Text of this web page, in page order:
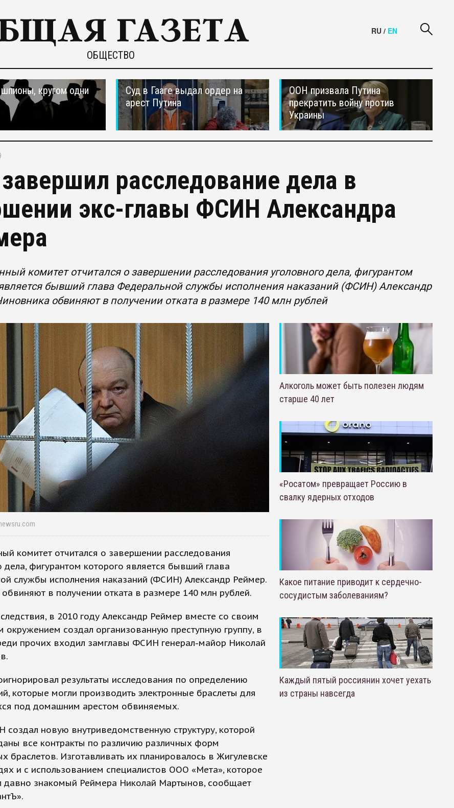
ОБЩЕСТВО
RU / EN
кругом одни
Суд в Гааге выдал ордер на
арест Путина
ООН призвала Путина
прекратить войну против
Украины
расследование дела в
экс-главы ФСИН Александра
комитет отчитался о завершении расследования уголовного дела, фигурантом
бывший глава Федеральной службы исполнения наказаний (ФСИН) Александр
обвиняют в получении отката в размере 140 млн рублей
комитет отчитался о завершении расследования
дела, фигурантом которого является бывший глава
службы исполнения наказаний (ФСИН) Александр Реймер.
в получении отката в размере 140 млн рублей.
в 2010 году Александр Реймер вместе со своим
создал организованную преступную группу, в
прочих входил замглавы ФСИН генерал-майор Николай
результаты исследования по определению
которые могли производить электронные браслеты для
под домашним арестом обвиняемых.
создал новую внутриведомственную структуру, которой
все контракты по различию различных форм
браслетов. Изготавливать их планировалось в Жигулевске
и с использованием специалистов ООО «Мета», которое
давно знакомый Реймера Николай Мартынов, сообщает
Алкоголь может быть полезен людям
старше 40 лет
«Росатом» превращает Россию в
свалку ядерных отходов
Какое питание приводит к сердечно-
сосудистым заболеваниям?
Каждый пятый россиянин хочет уехать
из страны навсегда